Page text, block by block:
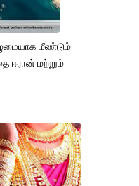
மீண்டும்
ஈரான் மற்றும்